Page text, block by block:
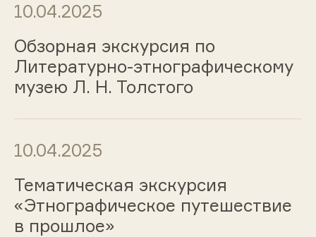
10.04.2025
Обзорная экскурсия по
Литературно-этнографическому
музею Л. Н. Толстого
10.04.2025
Тематическая экскурсия
«Этнографическое путешествие
в прошлое»